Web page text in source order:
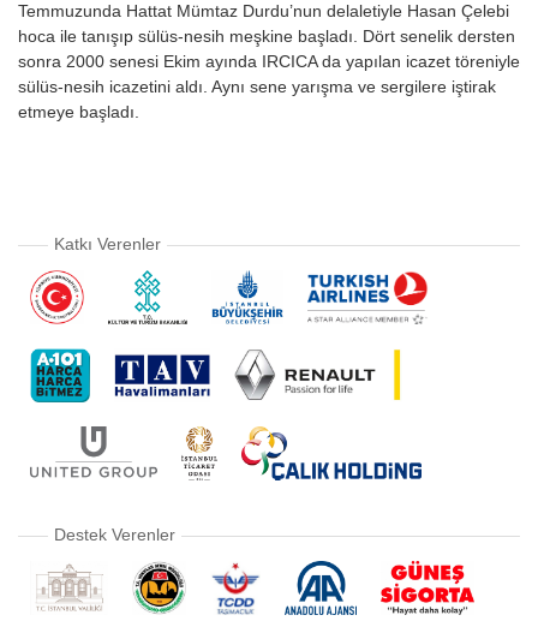
Temmuzunda Hattat Mümtaz Durdu’nun delaletiyle Hasan Çelebi
hoca ile tanışıp sülüs-nesih meşkine başladı. Dört senelik dersten
sonra 2000 senesi Ekim ayında IRCICA da yapılan icazet töreniyle
sülüs-nesih icazetini aldı. Aynı sene yarışma ve sergilere iştirak
etmeye başladı.
Katkı Verenler
Destek Verenler